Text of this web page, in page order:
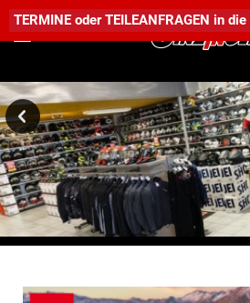
TERMINE oderTEILEANFRAGEN in die